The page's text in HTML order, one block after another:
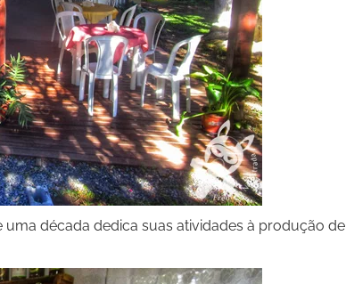
década dedica suas atividades à produção de